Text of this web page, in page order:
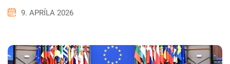
9. APRÍLA 2026